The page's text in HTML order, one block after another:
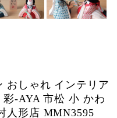
しゃれ インテリア
-AYA 市松 小 かわ
人形店 MMN3595